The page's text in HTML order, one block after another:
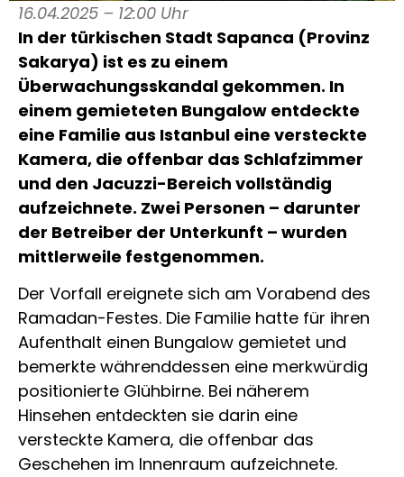
16.04.2025 – 12:00 Uhr
In der türkischen Stadt Sapanca (Provinz
Sakarya) ist es zu einem
Überwachungsskandal gekommen. In
einem gemieteten Bungalow entdeckte
eine Familie aus Istanbul eine versteckte
Kamera, die offenbar das Schlafzimmer
und den Jacuzzi-Bereich vollständig
aufzeichnete. Zwei Personen – darunter
der Betreiber der Unterkunft – wurden
mittlerweile festgenommen.
Der Vorfall ereignete sich am Vorabend des
Ramadan-Festes. Die Familie hatte für ihren
Aufenthalt einen Bungalow gemietet und
bemerkte währenddessen eine merkwürdig
positionierte Glühbirne. Bei näherem
Hinsehen entdeckten sie darin eine
versteckte Kamera, die offenbar das
Geschehen im Innenraum aufzeichnete.